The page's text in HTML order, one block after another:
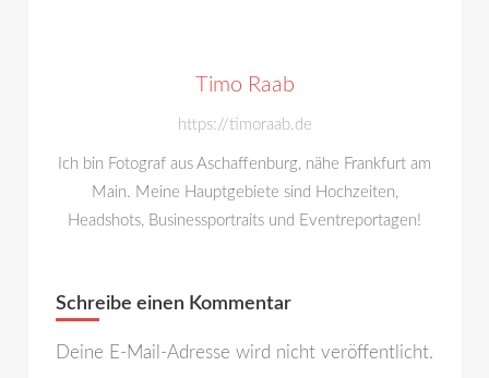
Timo Raab
https://timoraab.de
Ich bin Fotograf aus Aschaffenburg, nähe Frankfurt am
Main. Meine Hauptgebiete sind Hochzeiten,
Headshots, Businessportraits und Eventreportagen!
Schreibe einen Kommentar
Deine E-Mail-Adresse wird nicht veröffentlicht.